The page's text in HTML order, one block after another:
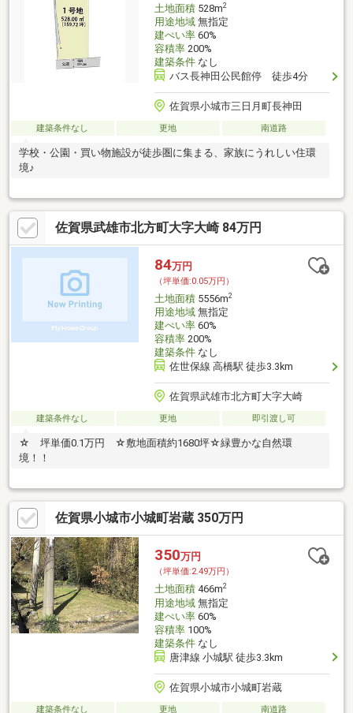
土地面積528m2
用途地域無指定
建ぺい率60%
容積率200%
建築条件なし
バス長神田公民館停 徒歩4分
佐賀県小城市三日月町長神田
建築条件なし 更地 南道路
学校・公園・買い物施設が徒歩圏に集まる、家族にうれしい住環
境♪
佐賀県武雄市北方町大字大崎 84万円
84万円
（坪単価:0.05万円）
土地面積5556m2
用途地域無指定
建ぺい率60%
容積率200%
建築条件なし
佐世保線 高橋駅 徒歩3.3km
佐賀県武雄市北方町大字大崎
建築条件なし 更地 即引渡し可
☆ 坪単価0.1万円 ☆敷地面積約1680坪☆緑豊かな自然環
境！！
佐賀県小城市小城町岩蔵 350万円
350万円
（坪単価:2.49万円）
土地面積466m2
用途地域無指定
建ぺい率60%
容積率100%
建築条件なし
唐津線 小城駅 徒歩3.3km
佐賀県小城市小城町岩蔵
建築条件なし 更地 南道路